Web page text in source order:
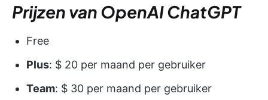
Prijzen van OpenAI ChatGPT
Free
Plus: $ 20 per maand per gebruiker
Team: $ 30 per maand per gebruiker